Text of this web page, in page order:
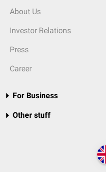
About Us
Investor Relations
Press
Career
For Business
Other stuff